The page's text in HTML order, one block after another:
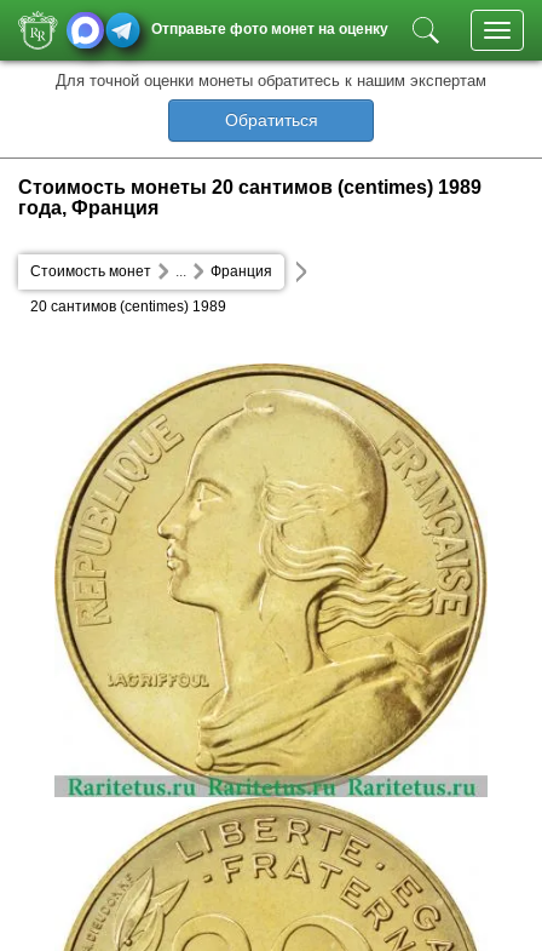
Отправьте фото монет на оценку
Для точной оценки монеты обратитесь к нашим экспертам
Обратиться
Стоимость монеты 20 сантимов (centimes) 1989
года, Франция
Стоимость монет Франция
...
20 сантимов (centimes) 1989